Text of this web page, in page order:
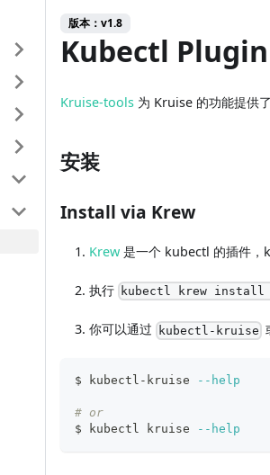
版本：v1.8
Kubectl Plugin
Kruise-tools 为 Kruise 的功能提供
安装
Install via Krew
Krew 是一个 kubectl 的插件，
执行 kubectl krew install
你可以通过 kubectl-kruise
$ kubectl-kruise --help
# or
$ kubectl kruise
--help